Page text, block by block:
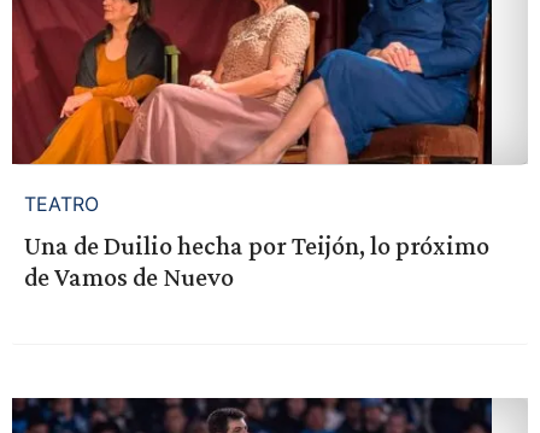
TEATRO
Una de Duilio hecha por Teijón, lo próximo
de Vamos de Nuevo